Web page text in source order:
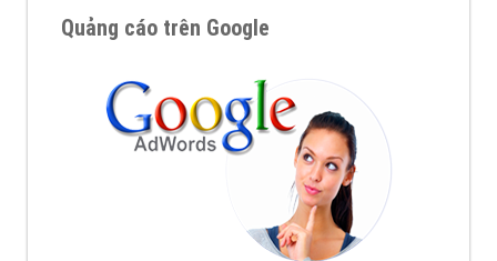
Quảng cáo trên Google